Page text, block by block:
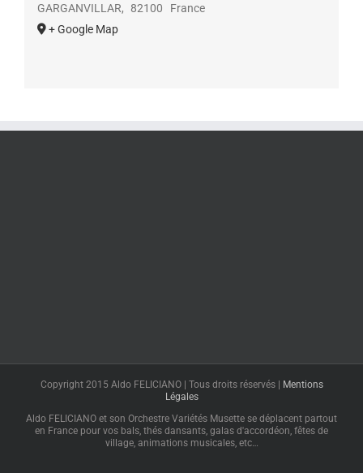
GARGANVILLAR, 82100
France
+ Google Map
Copyright 2015 Aldo FELICIANO | Tous droits réservés |
Mentions
Légales
Aldo FELICIANO et son Orchestre Variétés Musette se déplacent partout
en France pour vos bals, thés dansants, galas d'accordéon, fêtes de
village, animations musicales, etc…